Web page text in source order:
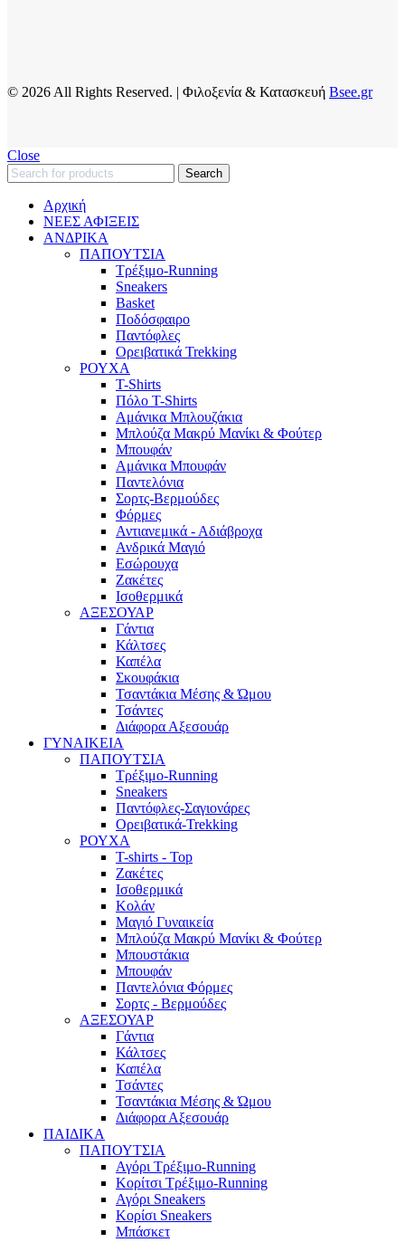
© 2026 All Rights Reserved. | Φιλοξενία & Κατασκευή Bsee.gr
Close
Search
Αρχική
ΝΕΕΣ ΑΦΙΞΕΙΣ
AΝΔΡΙΚΑ
ΠΑΠΟΥΤΣΙΑ
Τρέξιμο-Running
Sneakers
Basket
Ποδόσφαιρο
Παντόφλες
Ορειβατικά Trekking
ΡΟΥΧΑ
T-Shirts
Πόλο T-Shirts
Αμάνικα Μπλουζάκια
Μπλούζα Μακρύ Μανίκι & Φούτερ
Μπουφάν
Αμάνικα Μπουφάν
Παντελόνια
Σορτς-Βερμούδες
Φόρμες
Αντιανεμικά - Αδιάβροχα
Ανδρικά Μαγιό
Εσώρουχα
Ζακέτες
Ισοθερμικά
ΑΞΕΣΟΥΑΡ
Γάντια
Κάλτσες
Καπέλα
Σκουφάκια
Τσαντάκια Μέσης & Ώμου
Τσάντες
Διάφορα Αξεσουάρ
ΓΥΝΑΙΚΕΙΑ
ΠΑΠΟΥΤΣΙΑ
Τρέξιμο-Running
Sneakers
Παντόφλες-Σαγιονάρες
Ορειβατικά-Trekking
ΡΟΥΧΑ
T-shirts - Top
Ζακέτες
Ισοθερμικά
Κολάν
Μαγιό Γυναικεία
Μπλούζα Μακρύ Μανίκι & Φούτερ
Μπουστάκια
Μπουφάν
Παντελόνια Φόρμες
Σορτς - Βερμούδες
ΑΞΕΣΟΥΑΡ
Γάντια
Κάλτσες
Καπέλα
Τσάντες
Τσαντάκια Μέσης & Ώμου
Διάφορα Αξεσουάρ
ΠΑΙΔΙΚΑ
ΠΑΠΟΥΤΣΙΑ
Αγόρι Τρέξιμο-Running
Κορίτσι Τρέξιμο-Running
Αγόρι Sneakers
Κορίσι Sneakers
Μπάσκετ